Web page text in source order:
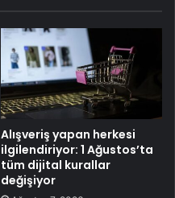
Alışveriş yapan herkesi
ilgilendiriyor: 1 Ağustos’ta
tüm dijital kurallar
değişiyor